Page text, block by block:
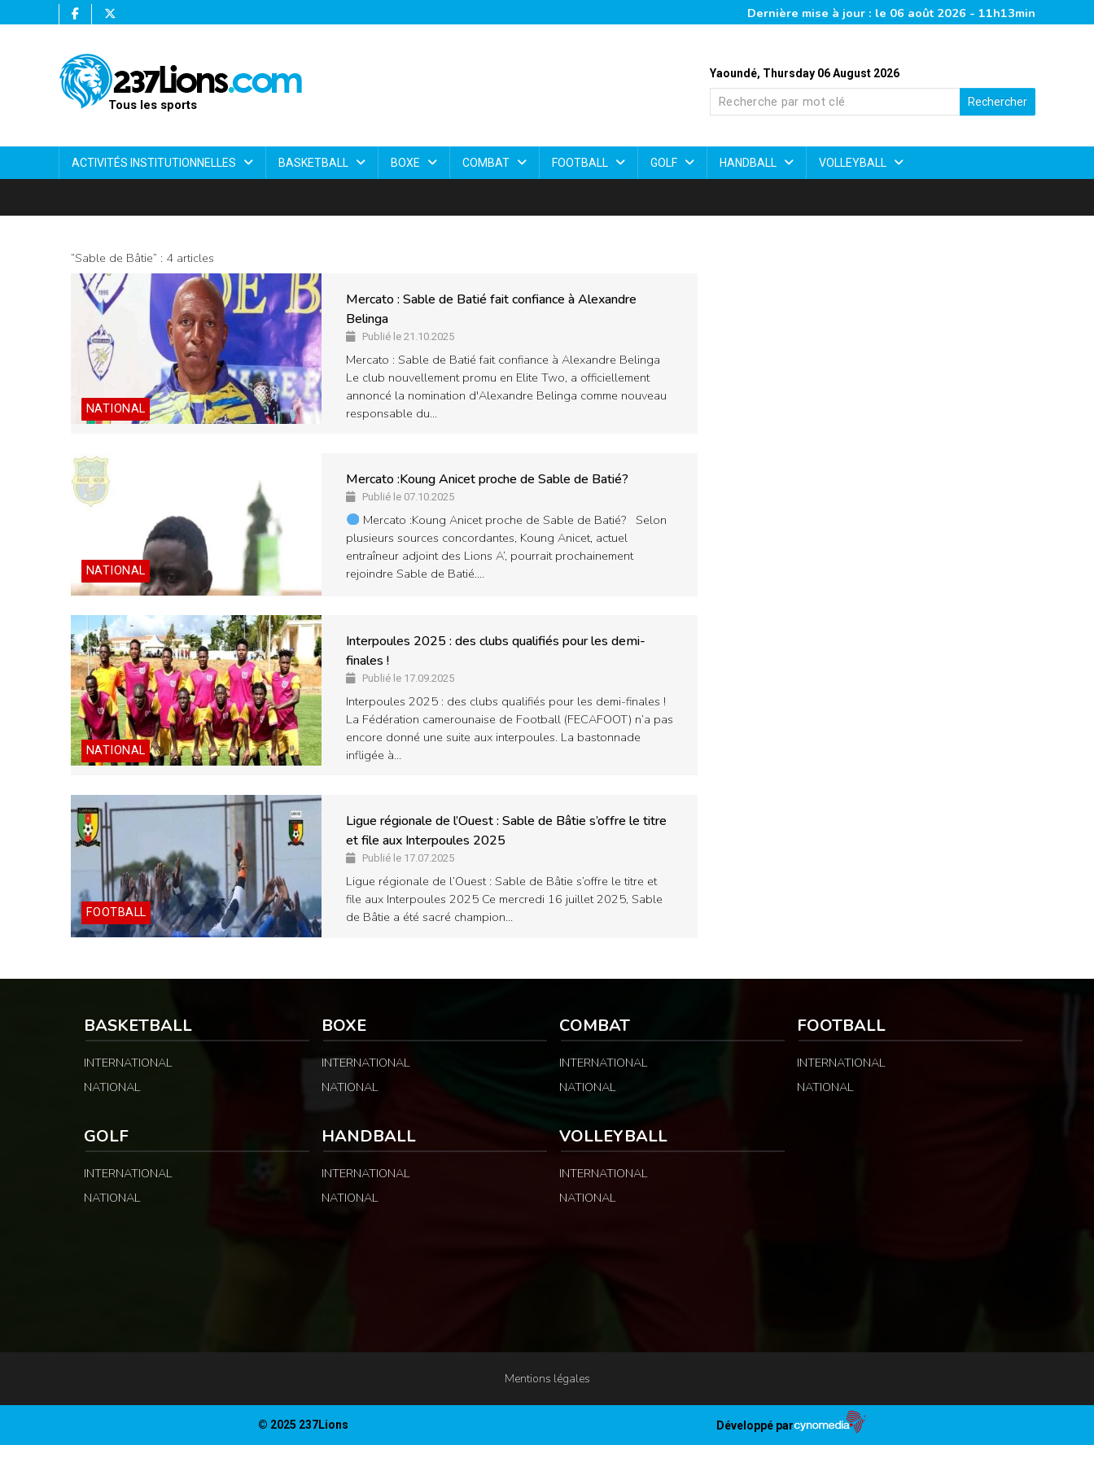
Dernière mise à jour : le 06 août 2026 - 11h13min
Yaoundé, Thursday 06 August 2026
Rechercher
Tous les sports
ACTIVITÉS INSTITUTIONNELLES BASKETBALL BOXE COMBAT FOOTBALL GOLF HANDBALL VOLLEYBALL
“Sable de Bâtie” : 4 articles
NATIONAL
Mercato : Sable de Batié fait confiance à Alexandre
Belinga
Publié le 21.10.2025
Mercato : Sable de Batié fait confiance à Alexandre Belinga
Le club nouvellement promu en Elite Two, a officiellement
annoncé la nomination d'Alexandre Belinga comme nouveau
responsable du…
NATIONAL
Mercato :Koung Anicet proche de Sable de Batié?
Publié le 07.10.2025
Mercato :Koung Anicet proche de Sable de Batié? Selon
plusieurs sources concordantes, Koung Anicet, actuel
entraîneur adjoint des Lions A’, pourrait prochainement
rejoindre Sable de Batié.…
NATIONAL
Interpoules 2025 : des clubs qualifiés pour les demi-
finales !
Publié le 17.09.2025
Interpoules 2025 : des clubs qualifiés pour les demi-finales !
La Fédération camerounaise de Football (FECAFOOT) n’a pas
encore donné une suite aux interpoules. La bastonnade
infligée à…
FOOTBALL
Ligue régionale de l’Ouest : Sable de Bâtie s’offre le titre
et file aux Interpoules 2025
Publié le 17.07.2025
Ligue régionale de l’Ouest : Sable de Bâtie s’offre le titre et
file aux Interpoules 2025 Ce mercredi 16 juillet 2025, Sable
de Bâtie a été sacré champion…
BASKETBALL
INTERNATIONAL
NATIONAL
BOXE
INTERNATIONAL
NATIONAL
COMBAT
INTERNATIONAL
NATIONAL
FOOTBALL
INTERNATIONAL
NATIONAL
GOLF
INTERNATIONAL
NATIONAL
HANDBALL
INTERNATIONAL
NATIONAL
VOLLEYBALL
INTERNATIONAL
NATIONAL
Mentions légales
© 2025 237Lions Développé par